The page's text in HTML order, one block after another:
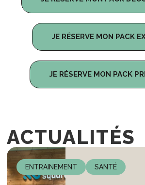
JE RÉSERVE MON PACK
JE RÉSERVE MON PACK
ACTUALITÉS
ENTRAINEMENT SANTÉ